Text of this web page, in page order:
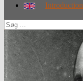
Introduction
Søg
efter: